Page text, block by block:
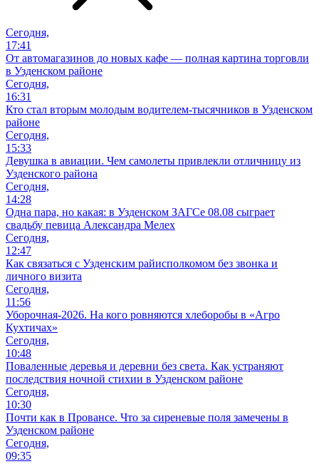
Сегодня,
17:41
От автомагазинов до новых кафе — полная картина торговли
в Узденском районе
Сегодня,
16:31
Кто стал вторым молодым водителем-тысячников в Узденском
районе
Сегодня,
15:33
Девушка в авиации. Чем самолеты привлекли отличницу из
Узденского района
Сегодня,
14:28
Одна пара, но какая: в Узденском ЗАГСе 08.08 сыграет
свадьбу певица Александра Мелех
Сегодня,
12:47
Как связаться с Узденским райисполкомом без звонка и
личного визита
Сегодня,
11:56
Уборочная-2026. На кого ровняются хлеборобы в «Агро
Кухтичах»
Сегодня,
10:48
Поваленные деревья и деревни без света. Как устраняют
последствия ночной стихии в Узденском районе
Сегодня,
10:30
Почти как в Провансе. Что за сиреневые поля замечены в
Узденском районе
Сегодня,
09:35